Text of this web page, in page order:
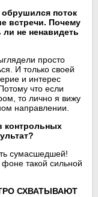
поток
встречи. Почему
не ненавидеть
просто
И только своей
и интерес
что если
то лично я вижу
направлении.
контрольных
сумасшедшей!
такой сильной
СХВАТЫВАЮТ